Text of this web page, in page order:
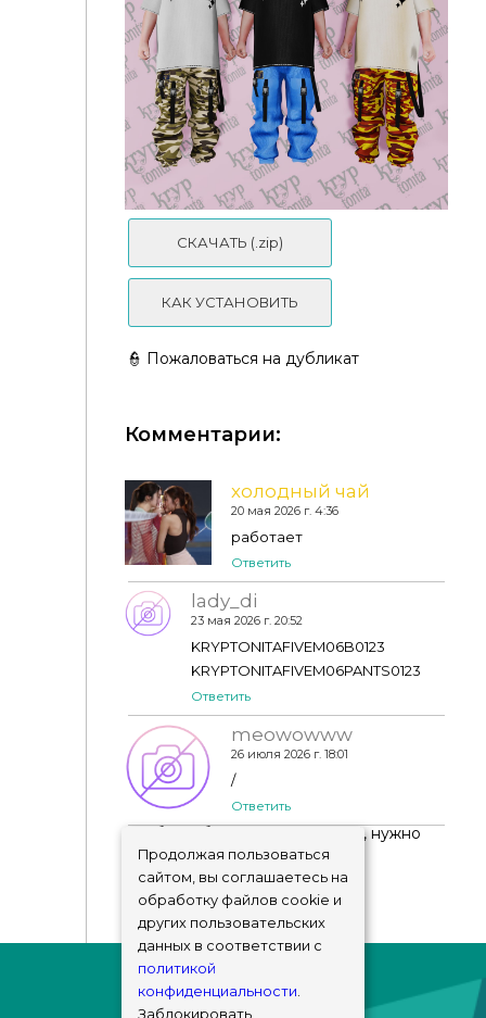
ali - HOUSTON TEXAS set - infant
Kryptonita - March Collection 21
СКАЧАТЬ (.zip)
КАК УСТАНОВИТЬ
👮 Пожаловаться на дубликат
Комментарии:
холодный чай
20 мая 2026 г. 4:36
работает
Ответить
lady_di
23 мая 2026 г. 20:52
KRYPTONITAFIVEM06B0123
KRYPTONITAFIVEM06PANTS0123
Ответить
meowowww
26 июля 2026 г. 18:01
/
Ответить
Чтобы добавить комментарий, нужно
авторизоваться !
Продолжая пользоваться
сайтом, вы соглашаетесь на
обработку файлов cookie и
других пользовательских
данных в соответствии с
политикой
конфиденциальности.
Заблокировать